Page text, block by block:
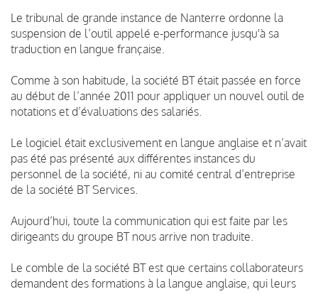
Le tribunal de grande instance de Nanterre ordonne la
suspension de l’outil appelé e-performance jusqu'à sa
traduction en langue française.
Comme à son habitude, la société BT était passée en force
au début de l’année 2011 pour appliquer un nouvel outil de
notations et d’évaluations des salariés.
Le logiciel était exclusivement en langue anglaise et n’avait
pas été pas présenté aux différentes instances du
personnel de la société, ni au comité central d’entreprise
de la société BT Services.
Aujourd’hui, toute la communication qui est faite par les
dirigeants du groupe BT nous arrive non traduite.
Le comble de la société BT est que certains collaborateurs
demandent des formations à la langue anglaise, qui leurs